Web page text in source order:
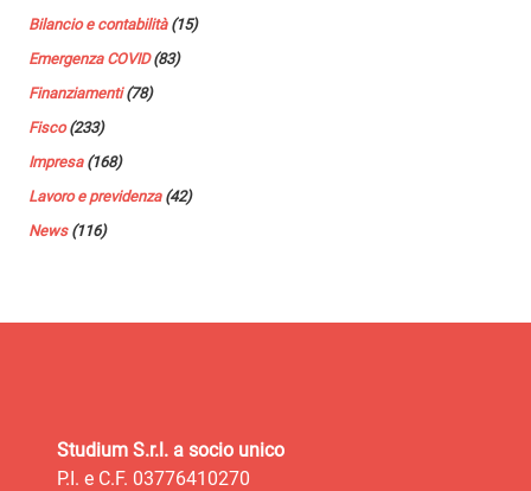
Bilancio e contabilità(15)
Emergenza COVID(83)
Finanziamenti(78)
Fisco(233)
Impresa(168)
Lavoro e previdenza(42)
News(116)
Studium S.r.l. a socio unico
P.I. e C.F. 03776410270